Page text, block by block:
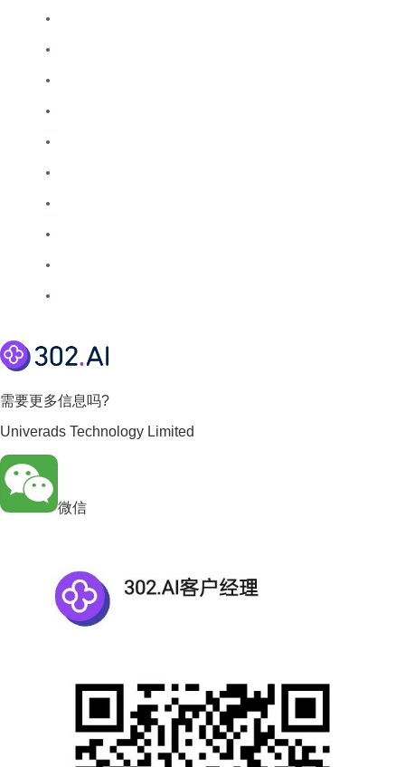
需要更多信息吗?
Univerads Technology Limited
微信